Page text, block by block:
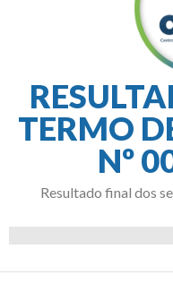
TERMO
Nº
Resultado final dos